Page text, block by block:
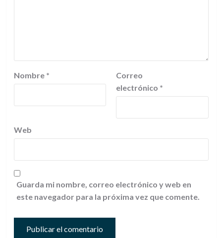
Nombre *
Correo
electrónico *
Web
Guarda mi nombre, correo electrónico y web en
este navegador para la próxima vez que comente.